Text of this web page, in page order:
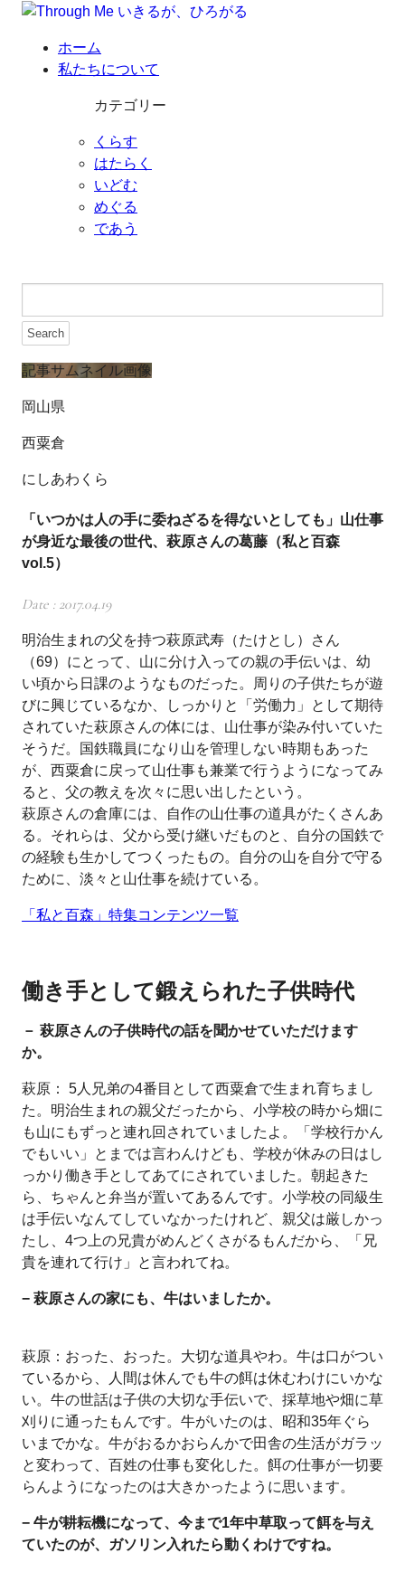
ホーム
私たちについて
カテゴリー
くらす
はたらく
いどむ
めぐる
であう
記事サムネイル画像
岡山県
西粟倉
にしあわくら
「いつかは人の手に委ねざるを得ないとしても」山仕事
が身近な最後の世代、萩原さんの葛藤（私と百森
vol.5）
Date : 2017.04.19
明治生まれの父を持つ萩原武寿（たけとし）さん
（69）にとって、山に分け入っての親の手伝いは、幼
い頃から日課のようなものだった。周りの子供たちが遊
びに興じているなか、しっかりと「労働力」として期待
されていた萩原さんの体には、山仕事が染み付いていた
そうだ。国鉄職員になり山を管理しない時期もあった
が、西粟倉に戻って山仕事も兼業で行うようになってみ
ると、父の教えを次々に思い出したという。
萩原さんの倉庫には、自作の山仕事の道具がたくさんあ
る。それらは、父から受け継いだものと、自分の国鉄で
の経験も生かしてつくったもの。自分の山を自分で守る
ために、淡々と山仕事を続けている。
「私と百森」特集コンテンツ一覧
働き手として鍛えられた子供時代
－ 萩原さんの子供時代の話を聞かせていただけます
か。
萩原： 5人兄弟の4番目として西粟倉で生まれ育ちまし
た。明治生まれの親父だったから、小学校の時から畑に
も山にもずっと連れ回されていましたよ。「学校行かん
でもいい」とまでは言わんけども、学校が休みの日はし
っかり働き手としてあてにされていました。朝起きた
ら、ちゃんと弁当が置いてあるんです。小学校の同級生
は手伝いなんてしていなかったけれど、親父は厳しかっ
たし、4つ上の兄貴がめんどくさがるもんだから、「兄
貴を連れて行け」と言われてね。
− 萩原さんの家にも、牛はいましたか。
萩原：おった、おった。大切な道具やわ。牛は口がつい
ているから、人間は休んでも牛の餌は休むわけにいかな
い。牛の世話は子供の大切な手伝いで、採草地や畑に草
刈りに通ったもんです。牛がいたのは、昭和35年ぐら
いまでかな。牛がおるかおらんかで田舎の生活がガラッ
と変わって、百姓の仕事も変化した。餌の仕事が一切要
らんようになったのは大きかったように思います。
− 牛が耕耘機になって、今まで1年中草取って餌を与え
ていたのが、ガソリン入れたら動くわけですね。